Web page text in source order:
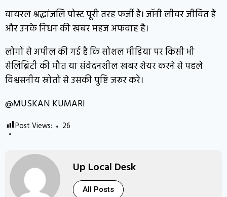
वायरल श्रद्धांजलि पोस्ट पूरी तरह फर्जी है। जॉनी लीवर जीवित हैं
और उनके निधन की खबर महज अफवाह है।
लोगों से अपील की गई है कि सोशल मीडिया पर किसी भी
सेलिब्रिटी की मौत या संवेदनशील खबर शेयर करने से पहले
विश्वसनीय स्रोतों से उसकी पुष्टि जरूर करें।
@MUSKAN KUMARI
Post Views: 26
Up Local Desk
All Posts